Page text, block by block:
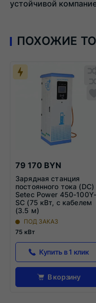
устойчивой
ПОХОЖИЕ
79 170 BYN
Зарядная станция
постоянного тока (DC)
Setec Power 450-100Y-
SC (75 кВт, c кабелем
(3.5 м)
ПОД ЗАКАЗ
75 кВт
Купить в 1 клик
В корзину